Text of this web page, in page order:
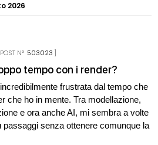
2026
N° 503023 ]
tempo con i render?
frustrata dal tempo che
che ho in mente. Tra modellazione,
e ora anche AI, mi sembra a volte
passaggi senza ottenere comunque la